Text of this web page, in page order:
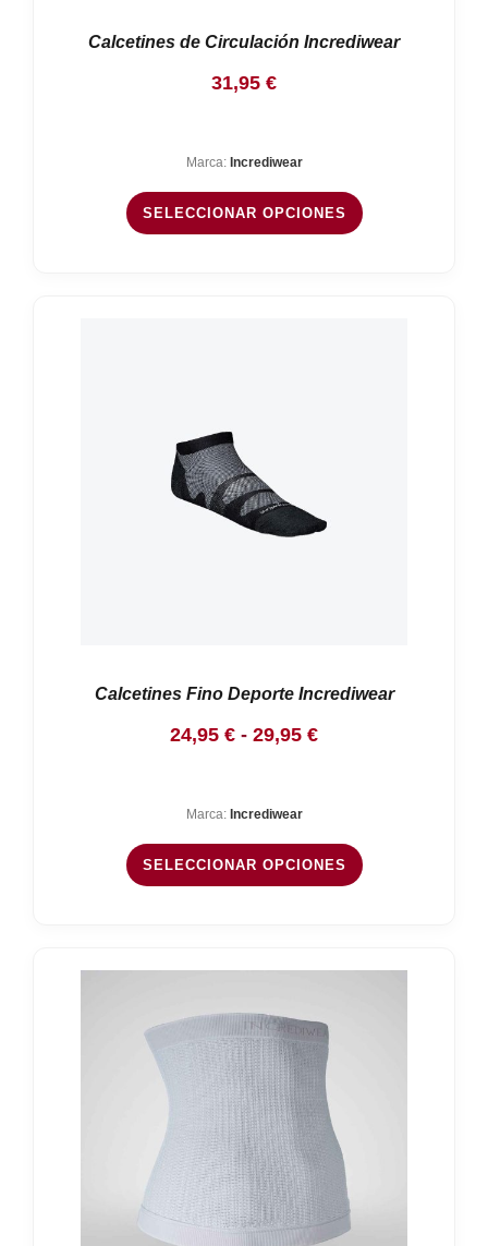
Calcetines de Circulación Incrediwear
31,95 €
Marca: Incrediwear
SELECCIONAR OPCIONES
Calcetines Fino Deporte Incrediwear
24,95 € - 29,95 €Rango
24,95 €
hasta
Marca: Incrediwear
SELECCIONAR OPCIONES